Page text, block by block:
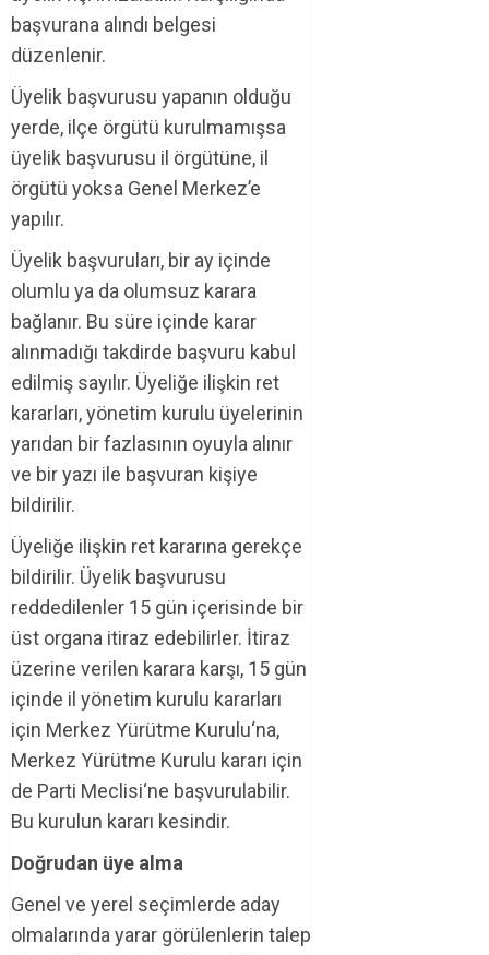
başvurana alındı belgesi
düzenlenir.
Üyelik başvurusu yapanın olduğu
yerde, ilçe örgütü kurulmamışsa
üyelik başvurusu il örgütüne, il
örgütü yoksa Genel Merkez’e
yapılır.
Üyelik başvuruları, bir ay içinde
olumlu ya da olumsuz karara
bağlanır. Bu süre içinde karar
alınmadığı takdirde başvuru kabul
edilmiş sayılır. Üyeliğe ilişkin ret
kararları, yönetim kurulu üyelerinin
yarıdan bir fazlasının oyuyla alınır
ve bir yazı ile başvuran kişiye
bildirilir.
Üyeliğe ilişkin ret kararına gerekçe
bildirilir. Üyelik başvurusu
reddedilenler 15 gün içerisinde bir
üst organa itiraz edebilirler. İtiraz
üzerine verilen karara karşı, 15 gün
içinde il yönetim kurulu kararları
için Merkez Yürütme Kurulu‘na,
Merkez Yürütme Kurulu kararı için
de Parti Meclisi‘ne başvurulabilir.
Bu kurulun kararı kesindir.
Doğrudan üye alma
Genel ve yerel seçimlerde aday
olmalarında yarar görülenlerin talep